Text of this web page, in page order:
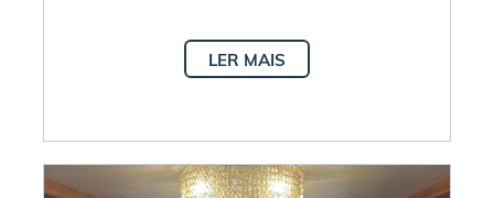
LER MAIS